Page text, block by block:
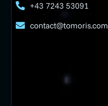
+43 7243 53091
contact@tomoris.com